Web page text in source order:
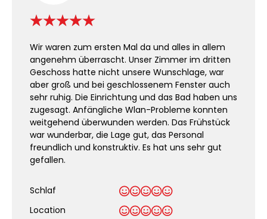
Wir waren zum ersten Mal da und alles in allem
angenehm überrascht. Unser Zimmer im dritten
Geschoss hatte nicht unsere Wunschlage, war
aber groß und bei geschlossenem Fenster auch
sehr ruhig. Die Einrichtung und das Bad haben uns
zugesagt. Anfängliche Wlan-Probleme konnten
weitgehend überwunden werden. Das Frühstück
war wunderbar, die Lage gut, das Personal
freundlich und konstruktiv. Es hat uns sehr gut
gefallen.
Schlaf
Location